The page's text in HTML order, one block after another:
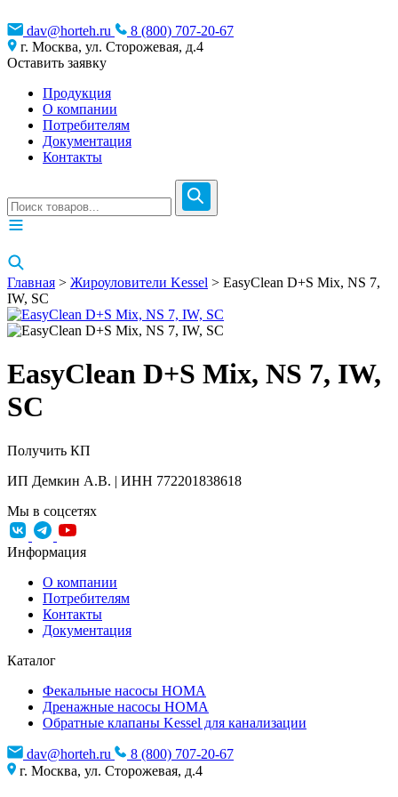
dav@horteh.ru
8 (800) 707-20-67
г. Москва, ул. Сторожевая, д.4
Оставить заявку
Продукция
О компании
Потребителям
Документация
Контакты
Главная > Жироуловители Kessel > EasyClean D+S Mix, NS 7,
IW, SC
EasyClean D+S Mix, NS 7, IW,
SC
Получить КП
ИП Демкин А.В. | ИНН 772201838618
Мы в соцсетях
Информация
О компании
Потребителям
Контакты
Документация
Каталог
Фекальные насосы HOMA
Дренажные насосы HOMA
Обратные клапаны Kessel для канализации
dav@horteh.ru
8 (800) 707-20-67
г. Москва, ул. Сторожевая, д.4